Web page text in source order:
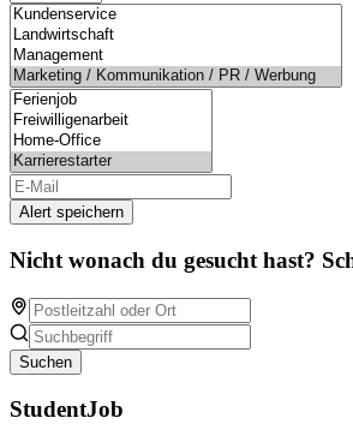
Alert speichern
Nicht wonach du gesucht hast?
Suchen
StudentJob